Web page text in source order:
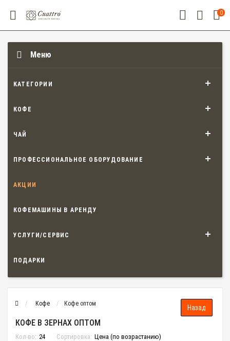
0
Меню
КАТЕГОРИИ
КОФЕ
ЧАЙ
ПРОФЕССИОНАЛЬНОЕ ОБОРУДОВАНИЕ
АКЦИИ
КОФЕМАШИНЫ В АРЕНДУ
УСЛУГИ/СЕРВИС
ПОДАРКИ
Кофе Кофе оптом
КОФЕ В ЗЕРНАХ ОПТОМ
Кол-во: Сортировка: